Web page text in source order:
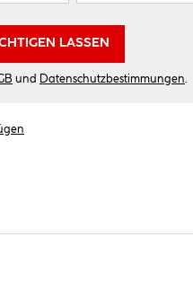
LASSEN
und Datenschutzbestimmungen